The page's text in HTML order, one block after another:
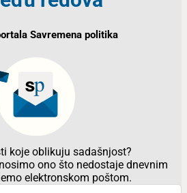
Savremena politika
koje oblikuju sadašnjost?
ono što nedostaje dnevnim
elektronskom poštom.